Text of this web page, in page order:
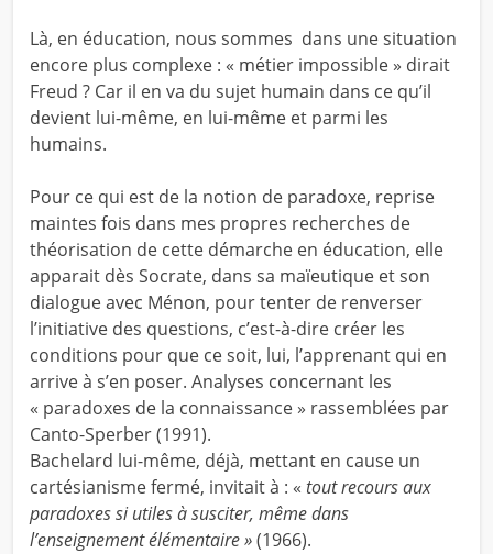
Là, en éducation, nous sommes dans une situation
encore plus complexe : « métier impossible » dirait
Freud ? Car il en va du sujet humain dans ce qu’il
devient lui-même, en lui-même et parmi les
humains.
Pour ce qui est de la notion de paradoxe, reprise
maintes fois dans mes propres recherches de
théorisation de cette démarche en éducation, elle
apparait dès Socrate, dans sa maïeutique et son
dialogue avec Ménon, pour tenter de renverser
l’initiative des questions, c’est-à-dire créer les
conditions pour que ce soit, lui, l’apprenant qui en
arrive à s’en poser. Analyses concernant les
« paradoxes de la connaissance » rassemblées par
Canto-Sperber (1991).
Bachelard lui-même, déjà, mettant en cause un
cartésianisme fermé, invitait à : « tout recours aux
paradoxes si utiles à susciter, même dans
l’enseignement élémentaire »(1966).